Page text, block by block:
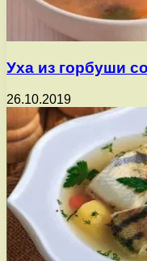
Уха из горбуши
26.10.2019